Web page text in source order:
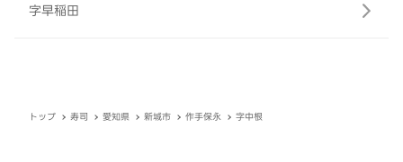
字早稲田
トップ 寿司 愛知県 新城市 作手保永 字中根